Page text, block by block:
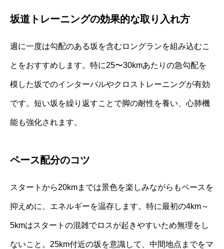
坂道トレーニングの効果的な取り入れ方
週に一度は勾配のある坂を含むロングランを組み込むこ
とをおすすめします。特に25〜30kmあたりの急勾配を
模した坂でのインターバルやクロストレーニングが有効
です。短い坂を繰り返すことで脚の耐性を養い、心肺機
能も強化されます。
ペース配分のコツ
スタートから20kmまでは景色を楽しみながらもペースを
抑えめに、エネルギーを温存します。特に最初の4km～
5kmはスタートの混雑でロスが起きやすいため無理をし
ないこと。25km付近の坂を意識して、中間地点までをマ